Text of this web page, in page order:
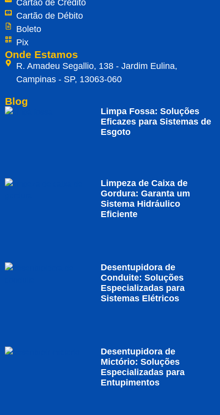
Cartão de Crédito
Cartão de Débito
Boleto
Pix
Onde Estamos
R. Amadeu Segallio, 138 - Jardim Eulina,
Campinas - SP, 13063-060
Blog
Limpa Fossa: Soluções
Eficazes para Sistemas de
Esgoto
Limpeza de Caixa de
Gordura: Garanta um
Sistema Hidráulico
Eficiente
Desentupidora de
Conduite: Soluções
Especializadas para
Sistemas Elétricos
Desentupidora de
Mictório: Soluções
Especializadas para
Entupimentos